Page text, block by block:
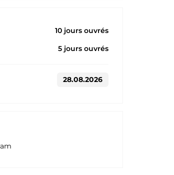
10 jours ouvrés
5 jours ouvrés
28.08.2026